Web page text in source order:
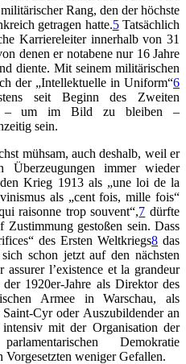
Rang, den der höchste
getragen hatte.5Tatsächlich
Karriereleiter innerhalb von 31
denen er notabene nur 16 Jahre
diente. Mit seinem militärischen
der „Intellektuelle in Uniform“6
seit Beginn des Zweiten
– um im Bild zu bleiben –
sein.
mühsam, auch deshalb, weil er
Überzeugungen immer wieder
Krieg 1913 als „une loi de la
als „cent fois, mille fois“
raisonne trop souvent“,7 dürfte
gestoßen sein. Dass
des Ersten Weltkriegs8 das
schon jetzt auf den nächsten
l’existence et la grandeur
1920er-Jahre als Direktor des
Armee in Warschau, als
Cyr oder Auszubildender an
mit der Organisation der
Demokratie
Vorgesetzten weniger Gefallen.